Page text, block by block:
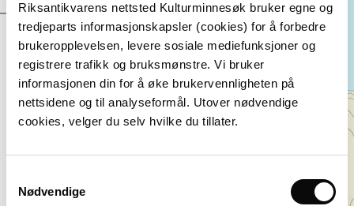
Riksantikvarens nettsted Kulturminnesøk bruker egne og
tredjeparts informasjonskapsler (cookies) for å forbedre
brukeropplevelsen, levere sosiale mediefunksjoner og
registrere trafikk og bruksmønstre. Vi bruker
informasjonen din for å øke brukervennligheten på
nettsidene og til analyseformål. Utover nødvendige
cookies, velger du selv hvilke du tillater.
Nødvendige
Arkeologisk
minne
Agder, Sirdal
Vernestatus:
Automatisk
fredet
Datering:
Uviss tid
Lagt inn av: